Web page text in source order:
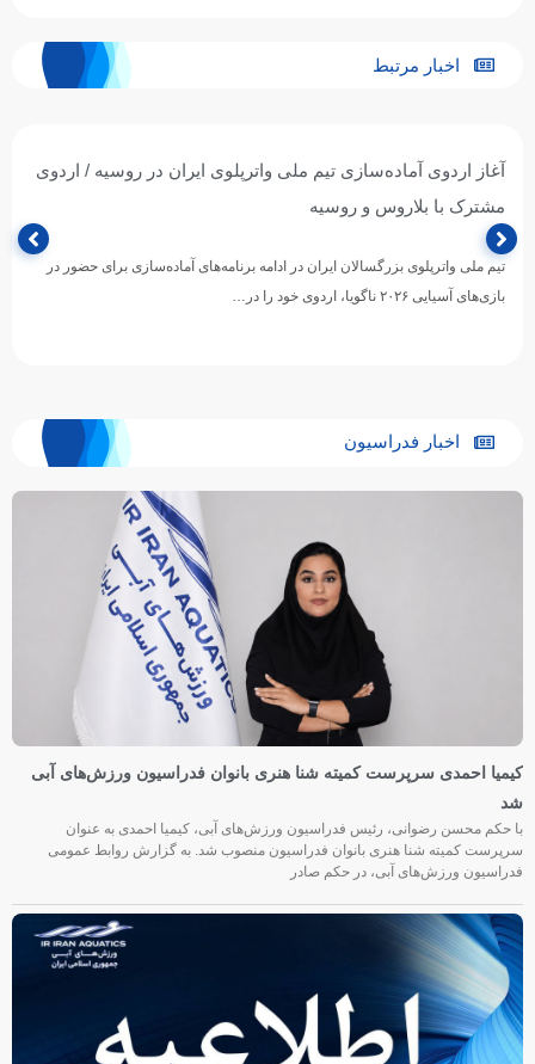
اخبار مرتبط
آغاز اردوی آماده‌سازی تیم ملی واترپلوی ایران در روسیه / اردوی
مشترک با بلاروس و روسیه
تیم ملی واترپلوی بزرگسالان ایران در ادامه برنامه‌های آماده‌سازی برای حضور در
بازی‌های آسیایی ۲۰۲۶ ناگویا، اردوی خود را در…
اخبار فدراسیون
کیمیا احمدی سرپرست کمیته شنا هنری بانوان فدراسیون ورزش‌های آبی
شد
با حکم محسن رضوانی، رئیس فدراسیون ورزش‌های آبی، کیمیا احمدی به عنوان
سرپرست کمیته شنا هنری بانوان فدراسیون منصوب شد. به گزارش روابط عمومی
فدراسیون ورزش‌های آبی، در حکم صادر